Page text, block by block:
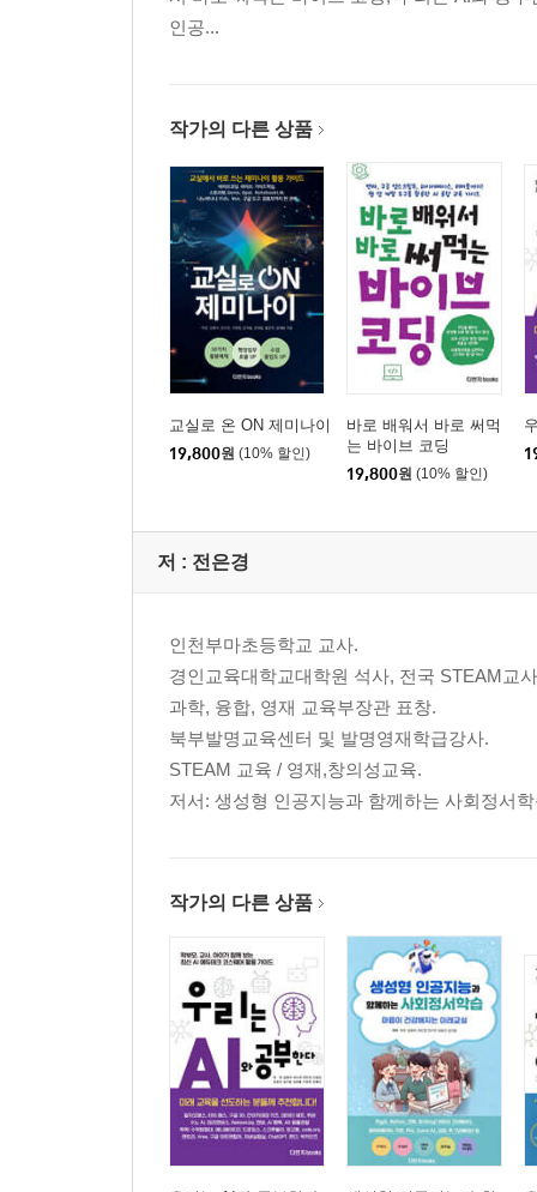
03 구글 스프레드시트
04 구글 사이트 도구
인공...
작가의 다른 상품
교실로 온 ON 제미나이
19,800원 (10% 할인)
바로 배워서 바로 써먹
는 바이브 코딩
19,800원 (10% 할인)
저 : 전은경
인천부마초등학교 교사.
경인교육대학교대학원 석사, 전국 STEAM교
과학, 융합, 영재 교육부장관 표창.
북부발명교육센터 및 발명영재학급강사.
STEAM 교육 / 영재,창의성교육.
저서: 생성형 인공지능과 함께하는 사회정서
작가의 다른 상품